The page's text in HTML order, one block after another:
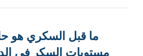
السكري هو حالة ترتفع فيها
السكر في الدم ولكن ليس